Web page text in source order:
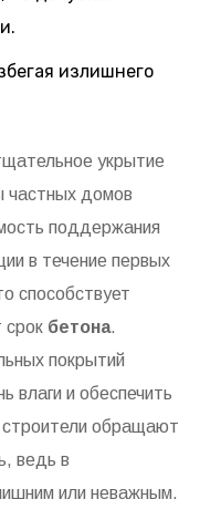
излишнего
укрытие
частных домов
поддержания
в течение первых
способствует
срок бетона.
покрытий
влаги и обеспечить
обращают
ведь в
или неважным.